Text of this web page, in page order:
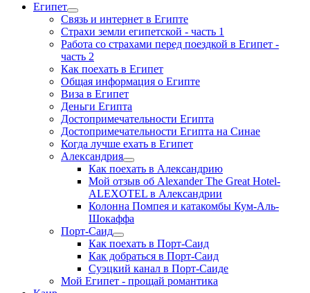
Египет
Связь и интернет в Египте
Страхи земли египетской - часть 1
Работа со страхами перед поездкой в Египет -
часть 2
Как поехать в Египет
Общая информация о Египте
Виза в Египет
Деньги Египта
Достопримечательности Египта
Достопримечательности Египта на Синае
Когда лучше ехать в Египет
Александрия
Как поехать в Александрию
Мой отзыв об Alexander The Great Hotel-
ALEXOTEL в Александрии
Колонна Помпея и катакомбы Кум-Аль-
Шокаффа
Порт-Саид
Как поехать в Порт-Саид
Как добраться в Порт-Саид
Суэцкий канал в Порт-Саиде
Мой Египет - прощай романтика